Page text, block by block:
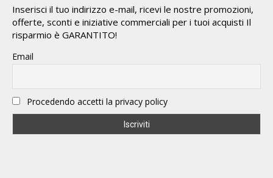
Inserisci il tuo indirizzo e-mail, ricevi le nostre promozioni,
offerte, sconti e iniziative commerciali per i tuoi acquisti Il
risparmio è GARANTITO!
Email
Procedendo accetti la privacy policy